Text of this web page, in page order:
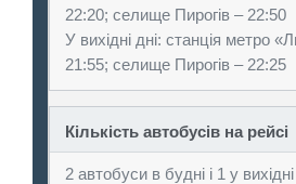
22:20; селище Пирогів – 22:50
У вихідні дні: cтанція метро
21:55; селище Пирогів – 22:25
Кількість автобусів на рейсі
2 автобуси в будні і 1 у вихідні